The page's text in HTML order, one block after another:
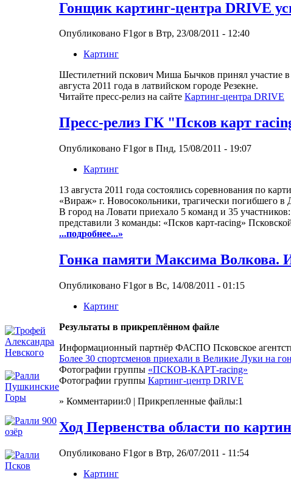
Гонщик картинг-центра DRIVE
Опубликовано F1gor в Втр, 23/08/2011 - 12:40
Картинг
Шестилетний пскович Миша Бычков принял участие в
августа 2011 года в латвийском городе Резекне.
Читайте пресс-релиз на сайте Картинг-центра DRIVE
Пресс-релиз ГК "Псков карт
Опубликовано F1gor в Пнд, 15/08/2011 - 19:07
Картинг
13 августа 2011 года состоялись соревнования по
«Вираж» г. Новосокольники, трагически погибшего
В город на Ловати приехало 5 команд и 35
представили 3 команды: «Псков карт-racing»
...подробнее...»
Гонка памяти Максима Волкова.
Опубликовано F1gor в Вс, 14/08/2011 - 01:15
Картинг
Результаты в прикреплённом файле
Информационный партнёр ФАСПО Псковское
Более 30 спортсменов приехали в Великие Луки на
Фотографии группы «ПСКОВ-КАРТ-racing»
Фотографии группы Картинг-центр DRIVE
» Комментарии:0 | Прикрепленные файлы:1
Ход Первенства области по
Опубликовано F1gor в Втр, 26/07/2011 - 11:54
Картинг